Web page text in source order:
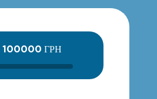
100000 ГРН